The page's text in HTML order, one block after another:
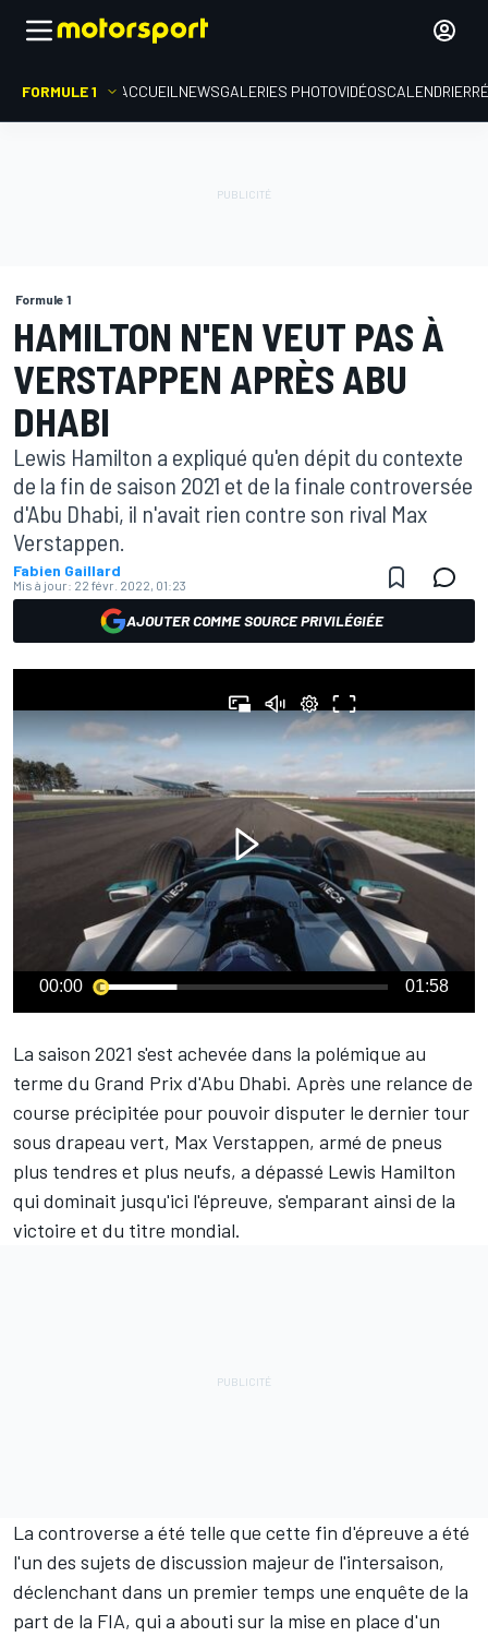
FORMULE 1 ACCUEIL NEWSGALERIES PHOTOVIDÉOSCALENDRIER
Formule 1
HAMILTON N'EN VEUT PAS À
VERSTAPPEN APRÈS ABU
DHABI
Lewis Hamilton a expliqué qu'en dépit du contexte
de la fin de saison 2021 et de la finale controversée
d'Abu Dhabi, il n'avait rien contre son rival Max
Verstappen.
Fabien Gaillard
Mis à jour: 22 févr. 2022, 01:23
AJOUTER COMME SOURCE PRIVILÉGIÉE
00:00 01:58
La saison 2021 s'est achevée dans la polémique au
terme du Grand Prix d'Abu Dhabi. Après une relance de
course précipitée pour pouvoir disputer le dernier tour
sous drapeau vert, Max Verstappen, armé de pneus
plus tendres et plus neufs, a dépassé Lewis Hamilton
qui dominait jusqu'ici l'épreuve, s'emparant ainsi de la
victoire et du titre mondial.
La controverse a été telle que cette fin d'épreuve a été
l'un des sujets de discussion majeur de l'intersaison,
déclenchant dans un premier temps une enquête de la
part de la FIA, qui a abouti sur la mise en place d'un